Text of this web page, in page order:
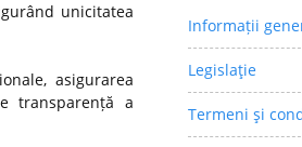
unicitatea
asigurarea
transparență a
Informații
Legislaţie
Termeni şi